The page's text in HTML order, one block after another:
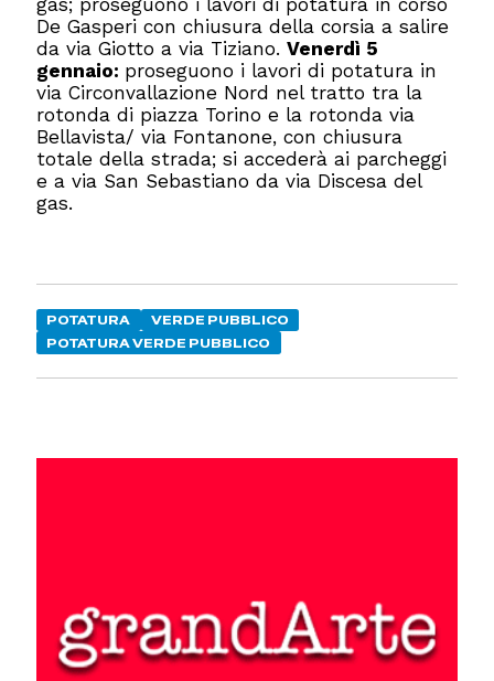
De Gasperi con chiusura della corsia a salire
da via Giotto a via Tiziano.Venerdì 5
gennaio: proseguono i lavori di potatura in
via Circonvallazione Nord nel tratto tra la
rotonda di piazza Torino e la rotonda via
Bellavista/ via Fontanone, con chiusura
totale della strada; si accederà ai parcheggi
e a via San Sebastiano da via Discesa del
gas.
POTATURA
VERDE PUBBLICO
POTATURA VERDE PUBBLICO